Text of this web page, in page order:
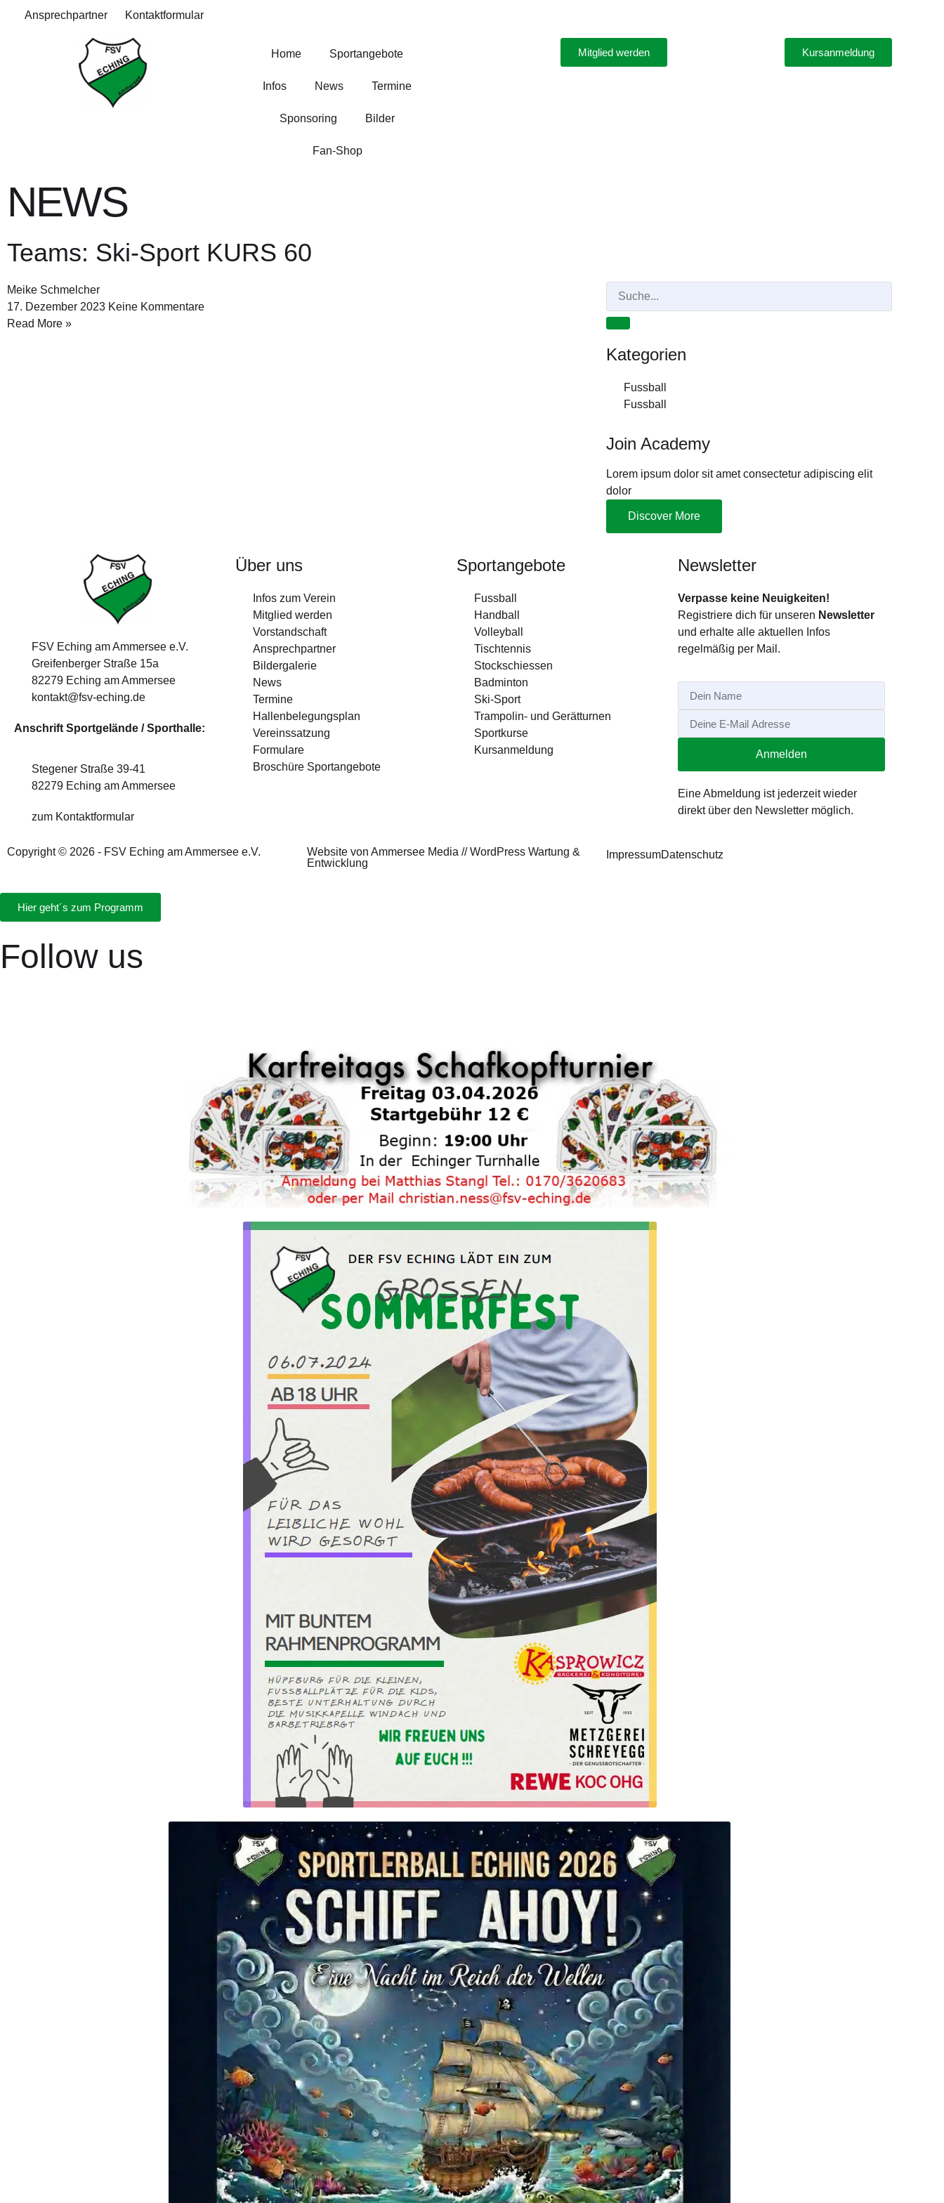
Ansprechpartner Kontaktformular
Home Sportangebote
Infos News Termine
Sponsoring Bilder
Fan-Shop
Mitglied werden Kursanmeldung
NEWS
Teams: Ski-Sport KURS 60
Meike Schmelcher
17. Dezember 2023 Keine Kommentare
Read More »
Kategorien
Fussball
Fussball
Join Academy
Lorem ipsum dolor sit amet consectetur adipiscing elit
dolor
Discover More
FSV Eching am Ammersee e.V.
Greifenberger Straße 15a
82279 Eching am Ammersee
kontakt@fsv-eching.de
Anschrift Sportgelände / Sporthalle:
Stegener Straße 39-41
82279 Eching am Ammersee
zum Kontaktformular
Über uns
Infos zum Verein
Mitglied werden
Vorstandschaft
Ansprechpartner
Bildergalerie
News
Termine
Hallenbelegungsplan
Vereinssatzung
Formulare
Broschüre Sportangebote
Sportangebote
Fussball
Handball
Volleyball
Tischtennis
Stockschiessen
Badminton
Ski-Sport
Trampolin- und Gerätturnen
Sportkurse
Kursanmeldung
Newsletter
Verpasse keine Neuigkeiten!
Registriere dich für unseren Newsletter
und erhalte alle aktuellen Infos
regelmäßig per Mail.
Anmelden
Eine Abmeldung ist jederzeit wieder
direkt über den Newsletter möglich.
Copyright © 2026 - FSV Eching am Ammersee e.V. Website von Ammersee Media //WordPress Wartung &
Entwicklung
ImpressumDatenschutz
Hier geht´s zum Programm
Follow us